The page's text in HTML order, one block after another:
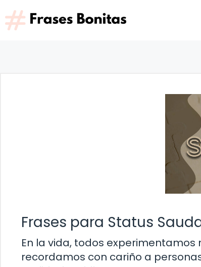
Saltar
al
contenido
Frases para Status
En la vida, todos
recordamos con cariño a